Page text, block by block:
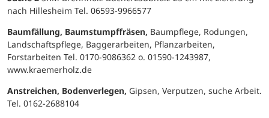
nach Hillesheim Tel. 06593-9966577
Baumfällung, Baumstumpffräsen, Baumpflege, Rodungen,
Landschaftspflege, Baggerarbeiten, Pflanzarbeiten,
Forstarbeiten Tel. 0170-9086362 o. 01590-1243987,
www.kraemerholz.de
Anstreichen, Bodenverlegen, Gipsen, Verputzen, suche Arbeit.
Tel. 0162-2688104